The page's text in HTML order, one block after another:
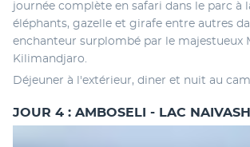
journée complète en safari dans le parc à
éléphants, gazelle et girafe entre autres
enchanteur surplombé par le majestueux
Kilimandjaro.
Déjeuner à l'extérieur, diner et nuit au
JOUR 4 : AMBOSELI - LAC